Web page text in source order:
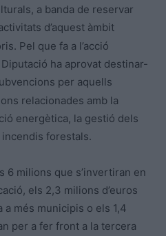
a banda de reservar
d’aquest àmbit
Pel que fa a l’acció
ha aprovat destinar-
per aquells
relacionades amb la
energètica, la gestió dels
forestals.
6 milions que s’invertiran en
els 2,3 milions d’euros
més municipis o els 1,4
per a fer front a la tercera